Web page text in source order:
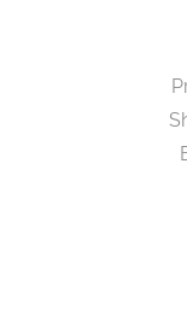
Copyright ©